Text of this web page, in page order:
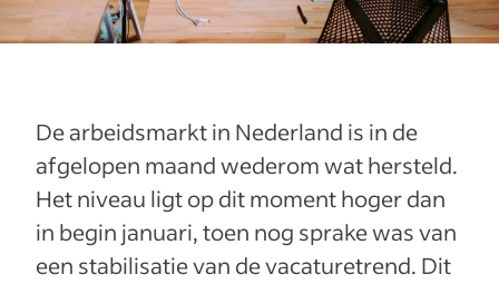
De arbeidsmarkt in Nederland is in de
afgelopen maand wederom wat hersteld.
Het niveau ligt op dit moment hoger dan
in begin januari, toen nog sprake was van
een stabilisatie van de vacaturetrend. Dit